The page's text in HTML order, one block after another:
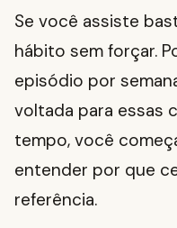
Se você assiste
hábito sem forçar.
episódio por
voltada para essas
tempo, você
entender por que
referência.